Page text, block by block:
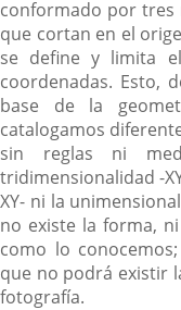
conformado por tres
que cortan en el
se define y limita
coordenadas. Esto,
base de la
catalogamos
sin reglas ni
tridimensionalidad -
XY- ni la
no existe la forma,
como lo
que no podrá existir
fotografía.